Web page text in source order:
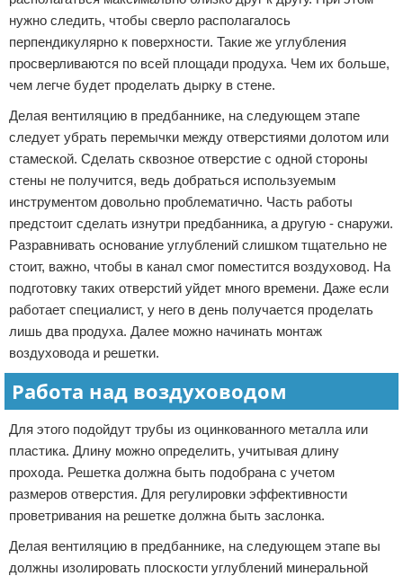
нужно следить, чтобы сверло располагалось
перпендикулярно к поверхности. Такие же углубления
просверливаются по всей площади продуха. Чем их больше,
чем легче будет проделать дырку в стене.
Делая вентиляцию в предбаннике, на следующем этапе
следует убрать перемычки между отверстиями долотом или
стамеской. Сделать сквозное отверстие с одной стороны
стены не получится, ведь добраться используемым
инструментом довольно проблематично. Часть работы
предстоит сделать изнутри предбанника, а другую - снаружи.
Разравнивать основание углублений слишком тщательно не
стоит, важно, чтобы в канал смог поместится воздуховод. На
подготовку таких отверстий уйдет много времени. Даже если
работает специалист, у него в день получается проделать
лишь два продуха. Далее можно начинать монтаж
воздуховода и решетки.
Работа над воздуховодом
Для этого подойдут трубы из оцинкованного металла или
пластика. Длину можно определить, учитывая длину
прохода. Решетка должна быть подобрана с учетом
размеров отверстия. Для регулировки эффективности
проветривания на решетке должна быть заслонка.
Делая вентиляцию в предбаннике, на следующем этапе вы
должны изолировать плоскости углублений минеральной